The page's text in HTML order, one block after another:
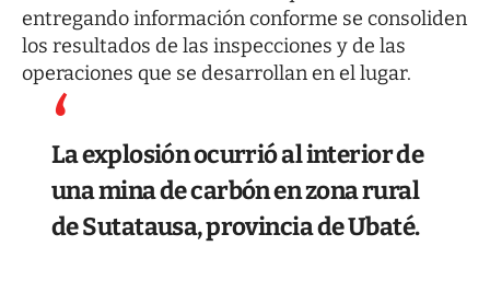
entregando información conforme se consoliden
los resultados de las inspecciones y de las
operaciones que se desarrollan en el lugar.
La explosión ocurrió al interior de
una mina de carbón en zona rural
de Sutatausa, provincia de Ubaté.